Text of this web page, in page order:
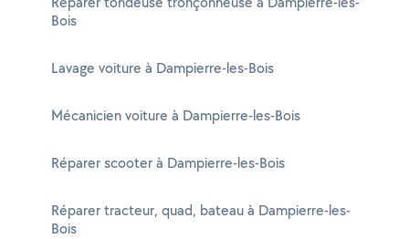
Bois
Lavage voiture à Dampierre-les-Bois
Mécanicien voiture à Dampierre-les-Bois
Réparer scooter à Dampierre-les-Bois
Réparer tracteur, quad, bateau à Dampierre-les-
Bois